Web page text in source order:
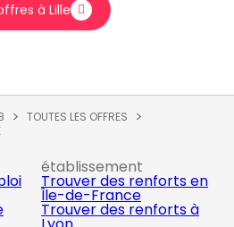
à Lille
TOUTES LES OFFRES
établissement
Trouver des renforts en
Île-de-France
Trouver des renforts à